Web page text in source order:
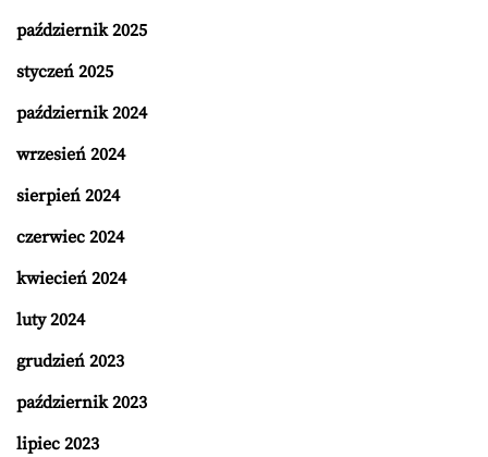
październik 2025
styczeń 2025
październik 2024
wrzesień 2024
sierpień 2024
czerwiec 2024
kwiecień 2024
luty 2024
grudzień 2023
październik 2023
lipiec 2023